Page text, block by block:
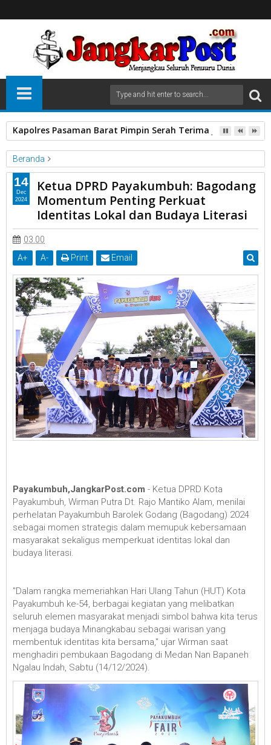
Kapolres Pasaman Barat Pimpin Serah Terima Jabatan PJU
Beranda
Bagodang
DPRD Kota Payakumbuh
HUT Kota Payakumbuh
Ke 54
Ketua DPRD Kota Payakumbuh
Wirman Putra
Ketua DPRD Payakumbuh: Bagodang Momentum Penting
Perkuat Identitas Lokal dan Budaya Literasi
Ketua DPRD Payakumbuh: Bagodang
Momentum Penting Perkuat
Identitas Lokal dan Budaya Literasi
03.00
A+ A- Print Email
Payakumbuh,JangkarPost.com - Ketua DPRD Kota
Payakumbuh, Wirman Putra Dt. Rajo Mantiko Alam, menilai
perhelatan Payakumbuh Barolek Godang (Bagodang) 2024
sebagai momen strategis dalam memupuk kebersamaan
masyarakat sekaligus memperkuat identitas lokal dan
budaya literasi.
"Dalam rangka memeriahkan Hari Ulang Tahun (HUT) Kota
Payakumbuh ke-54, berbagai kegiatan yang melibatkan
seluruh elemen masyarakat menjadi simbol bahwa kita terus
menjaga budaya Minangkabau sebagai warisan yang
membentuk identitas kita bersama," ujar Wirman saat
menghadiri pembukaan Bagodang di Medan Nan Bapaneh
Ngalau Indah, Sabtu (14/12/2024).
14
Dec
2024